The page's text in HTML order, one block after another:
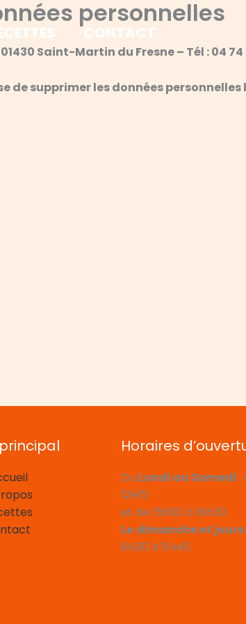
CONTACT
personnelles
Saint-Martin du Fresne – Tél : 04 74
de supprimer les données
Horaires
Du Lundi au Samedi
12H15
et de 15h00 à 18h30
Le dimanche et
8H30 à 11H45